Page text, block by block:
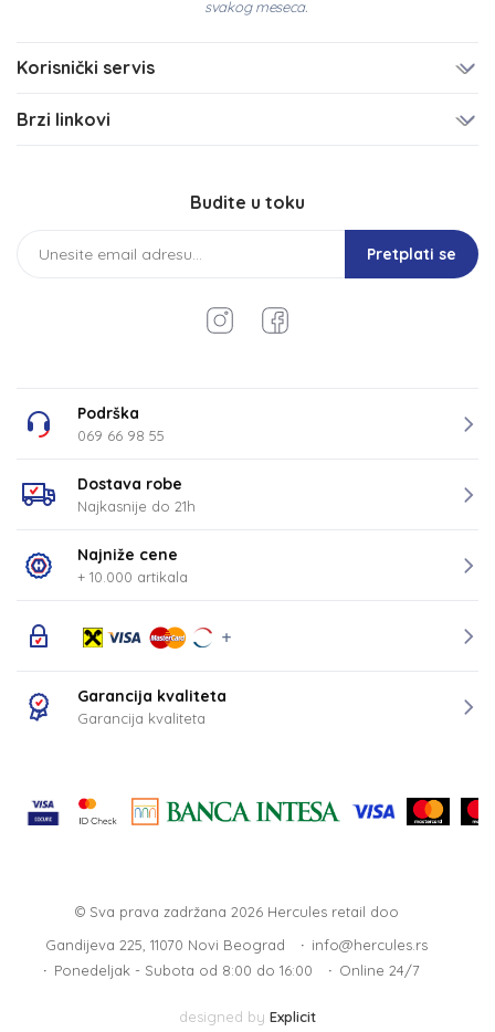
svakog meseca.
Korisnički servis
Brzi linkovi
Budite u toku
Pretplati se
Podrška
069 66 98 55
Dostava robe
Najkasnije do 21h
Najniže cene
+ 10.000 artikala
Garancija kvaliteta
Garancija kvaliteta
© Sva prava zadržana 2026Hercules retail doo
Gandijeva 225, 11070 Novi Beograd
info@hercules.rs
Ponedeljak - Subota od 8:00 do 16:00
Online 24/7
designed by Explicit